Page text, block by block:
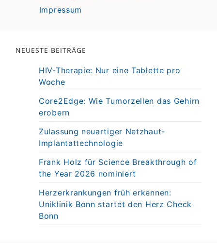
Impressum
NEUESTE BEITRÄGE
HIV-Therapie: Nur eine Tablette pro
Woche
Core2Edge: Wie Tumorzellen das Gehirn
erobern
Zulassung neuartiger Netzhaut-
Implantattechnologie
Frank Holz für Science Breakthrough of
the Year 2026 nominiert
Herzerkrankungen früh erkennen:
Uniklinik Bonn startet den Herz Check
Bonn